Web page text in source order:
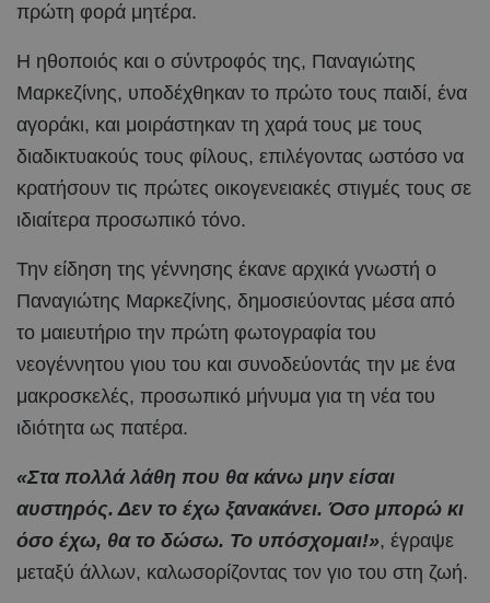
πρώτη φορά μητέρα.
Η ηθοποιός και ο σύντροφός της, Παναγιώτης
Μαρκεζίνης, υποδέχθηκαν το πρώτο τους παιδί, ένα
αγοράκι, και μοιράστηκαν τη χαρά τους με τους
διαδικτυακούς τους φίλους, επιλέγοντας ωστόσο να
κρατήσουν τις πρώτες οικογενειακές στιγμές τους σε
ιδιαίτερα προσωπικό τόνο.
Την είδηση της γέννησης έκανε αρχικά γνωστή ο
Παναγιώτης Μαρκεζίνης, δημοσιεύοντας μέσα από
το μαιευτήριο την πρώτη φωτογραφία του
νεογέννητου γιου του και συνοδεύοντάς την με ένα
μακροσκελές, προσωπικό μήνυμα για τη νέα του
ιδιότητα ως πατέρα.
«Στα πολλά λάθη που θα κάνω μην είσαι
αυστηρός. Δεν το έχω ξανακάνει. Όσο μπορώ κι
όσο έχω, θα το δώσω. Το υπόσχομαι!», έγραψε
μεταξύ άλλων, καλωσορίζοντας τον γιο του στη ζωή.